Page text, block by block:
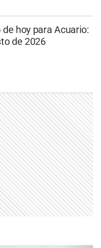
hoy para Acuario:
de 2026